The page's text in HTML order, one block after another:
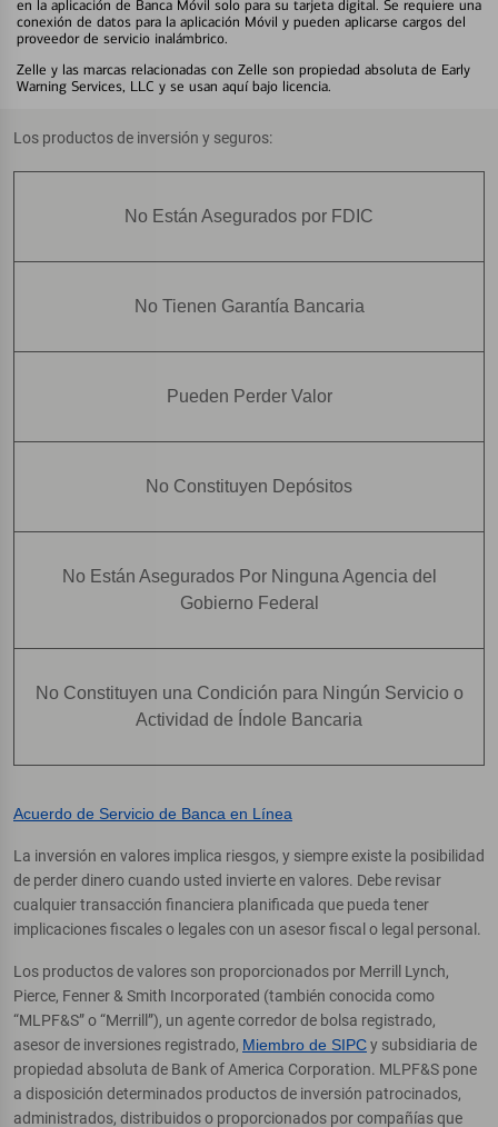
en la aplicación de Banca Móvil solo para su tarjeta digital. Se requiere una
conexión de datos para la aplicación Móvil y pueden aplicarse cargos del
proveedor de servicio inalámbrico.
Zelle y las marcas relacionadas con Zelle son propiedad absoluta de Early
Warning Services, LLC y se usan aquí bajo licencia.
Los productos de inversión y seguros:
No Están Asegurados por FDIC
No Tienen Garantía Bancaria
Pueden Perder Valor
No Constituyen Depósitos
No Están Asegurados Por Ninguna Agencia del
Gobierno Federal
No Constituyen una Condición para Ningún Servicio o
Actividad de Índole Bancaria
Acuerdo de Servicio de Banca en Línea
La inversión en valores implica riesgos, y siempre existe la posibilidad
de perder dinero cuando usted invierte en valores. Debe revisar
cualquier transacción financiera planificada que pueda tener
implicaciones fiscales o legales con un asesor fiscal o legal personal.
Los productos de valores son proporcionados por Merrill Lynch,
Pierce, Fenner & Smith Incorporated (también conocida como
“MLPF&S” o “Merrill”), un agente corredor de bolsa registrado,
asesor de inversiones registrado, Miembro de SIPCy subsidiaria de
propiedad absoluta de Bank of America Corporation. MLPF&S pone
a disposición determinados productos de inversión patrocinados,
administrados, distribuidos o proporcionados por compañías que